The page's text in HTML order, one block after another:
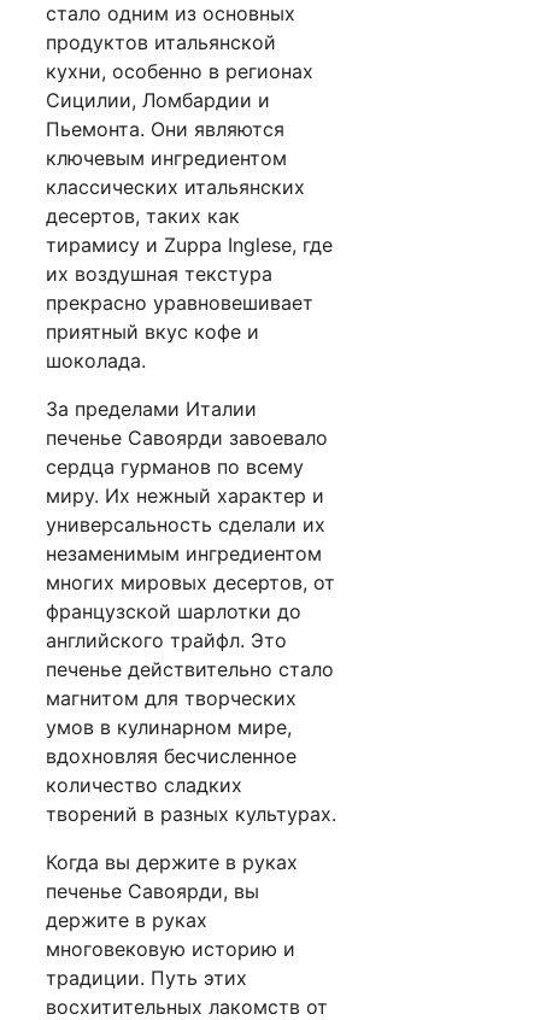
стало одним из основных
продуктов итальянской
кухни, особенно в регионах
Сицилии, Ломбардии и
Пьемонта. Они являются
ключевым ингредиентом
классических итальянских
десертов, таких как
тирамису и Zuppa Inglese, где
их воздушная текстура
прекрасно уравновешивает
приятный вкус кофе и
шоколада.
За пределами Италии
печенье Савоярди завоевало
сердца гурманов по всему
миру. Их нежный характер и
универсальность сделали их
незаменимым ингредиентом
многих мировых десертов, от
французской шарлотки до
английского трайфл. Это
печенье действительно стало
магнитом для творческих
умов в кулинарном мире,
вдохновляя бесчисленное
количество сладких
творений в разных культурах.
Когда вы держите в руках
печенье Савоярди, вы
держите в руках
многовековую историю и
традиции. Путь этих
восхитительных лакомств от